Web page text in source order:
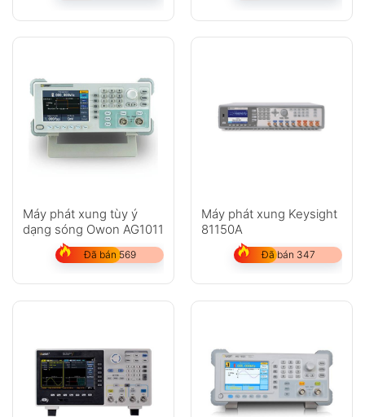
Máy phát xung tùy ý
dạng sóng Owon AG1011
Đã bán 569
Máy phát xung Keysight
81150A
Đã bán 347